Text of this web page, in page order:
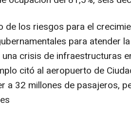
de los riesgos para el
para atender
crisis de infraestructuras
citó al aeropuerto de
a 32 millones de pasajeros,